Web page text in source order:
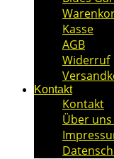
Kasse
AGB
Widerruf
Kontakt
Kontakt
Über